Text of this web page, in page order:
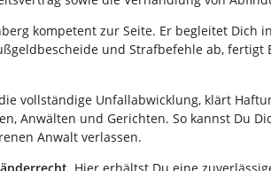
kompetent zur Seite. Er begleitet Dich
und Strafbefehle ab, fertigt
vollständige Unfallabwicklung, klärt
Anwälten und Gerichten. So kannst Du
Anwalt verlassen.